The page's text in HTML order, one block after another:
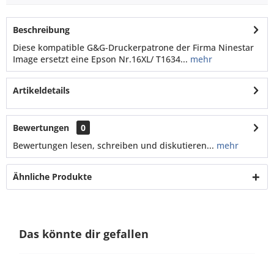
Beschreibung
Diese kompatible G&G-Druckerpatrone der Firma Ninestar
Image ersetzt eine Epson Nr.16XL/ T1634... mehr
Artikeldetails
Bewertungen
0
Bewertungen lesen, schreiben und diskutieren... mehr
Ähnliche Produkte
Das könnte dir gefallen